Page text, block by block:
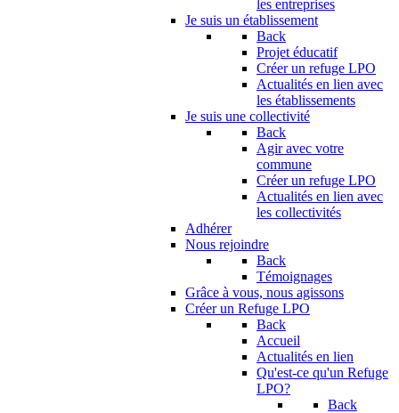
les entreprises
Je suis un établissement
Back
Projet éducatif
Créer un refuge LPO
Actualités en lien avec
les établissements
Je suis une collectivité
Back
Agir avec votre
commune
Créer un refuge LPO
Actualités en lien avec
les collectivités
Adhérer
Nous rejoindre
Back
Témoignages
Grâce à vous, nous agissons
Créer un Refuge LPO
Back
Accueil
Actualités en lien
Qu'est-ce qu'un Refuge
LPO?
Back